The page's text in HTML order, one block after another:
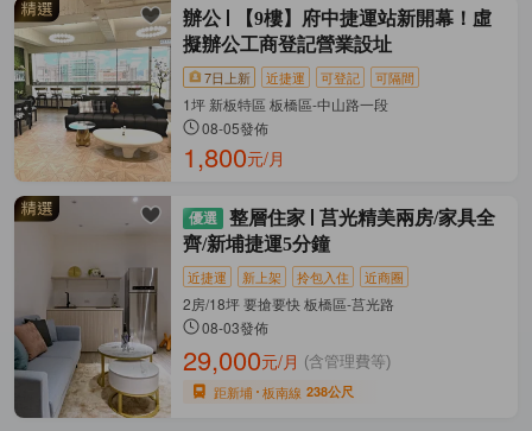
辦公
【9樓】府中捷運站新開幕！虛
擬辦公工商登記營業設址
7日上新 近捷運 可登記 可隔間
1坪 新板特區 板橋區-中山路一段
08-05發佈
1,800元/月
整層住家
莒光精美兩房/家具全
齊/新埔捷運5分鐘
近捷運 新上架 拎包入住 近商圈
2房/18坪 要搶要快 板橋區-莒光路
08-03發佈
29,000元/月 (含管理費等)
距新埔 板南線 238公尺